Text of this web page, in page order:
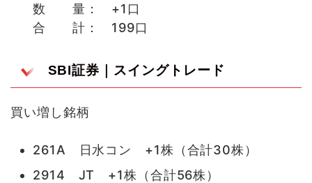
数 量： +1口
合 計： 199口
SBI証券｜スイングトレード
買い増し銘柄
261A 日水コン +1株（合計30株）
2914 JT +1株（合計56株）